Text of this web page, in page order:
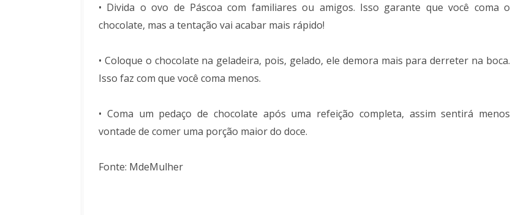
• Divida o ovo de Páscoa com familiares ou amigos. Isso garante que você coma o
chocolate, mas a tentação vai acabar mais rápido!
• Coloque o chocolate na geladeira, pois, gelado, ele demora mais para derreter na boca.
Isso faz com que você coma menos.
• Coma um pedaço de chocolate após uma refeição completa, assim sentirá menos
vontade de comer uma porção maior do doce.
Fonte: MdeMulher